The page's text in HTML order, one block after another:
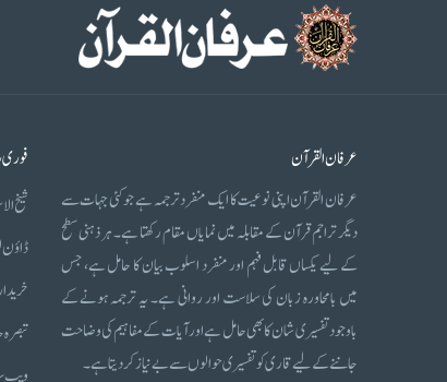
عرفان القرآن
عرفان القرآن اپنی نوعیت کا ایک منفرد ترجمہ ہے جو کئی جہات سے
دیگر تراجم قرآن کے مقابلہ میں نمایاں مقام رکھتا ہے۔ ہر ذہنی سطح
کے لیے یکساں قابل فہم اور منفرد اسلوب بیان کا حامل ہے، جس
میں بامحاورہ زبان کی سلاست اور روانی ہے۔ یہ ترجمہ ہونے کے
باوجود تفسیری شان کا بھی حامل ہے اور آیات کے مفاہیم کی وضاحت
جاننے کے لیے قاری کو تفسیری حوالوں سے بے نیاز کر دیتا ہے۔
شیخ
ڈاؤن
ویب